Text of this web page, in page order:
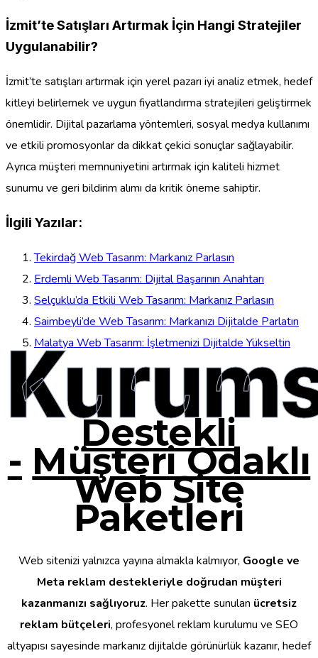
İzmit’te Satışları Artırmak İçin Hangi Stratejiler
Uygulanabilir?
İzmit’te satışları artırmak için yerel pazarı iyi analiz etmek, hedef
kitleyi belirlemek ve uygun fiyatlandırma stratejileri geliştirmek
önemlidir. Dijital pazarlama yöntemleri, sosyal medya kullanımı
ve etkili promosyonlar da dikkat çekici sonuçlar sağlayabilir.
Ayrıca müşteri memnuniyetini artırmak için kaliteli hizmet
sunumu ve geri bildirim alımı da kritik öneme sahiptir.
İlgili Yazılar:
Tekirdağ Web Tasarım: Markanız Parlasın
Erdemli Web Tasarım: Dijital Başarının Anahtarı
Selçuklu’da Etkili Web Tasarım: Markanız Parlasın
Saimbeyli’de Web Tasarım: Markanızı Dijitalde Parlatın
Malatya Web Tasarım: İşletmenizi Dijitalde Yükseltin
Destekli
- Müşteri Odaklı
Web Site
Paketleri
Web sitenizi yalnızca yayına almakla kalmıyor, Google ve
Meta reklam destekleriyle doğrudan müşteri
kazanmanızı sağlıyoruz. Her pakette sunulan ücretsiz
reklam bütçeleri, profesyonel reklam kurulumu ve SEO
altyapısı sayesinde markanız dijitalde görünürlük kazanır, hedef